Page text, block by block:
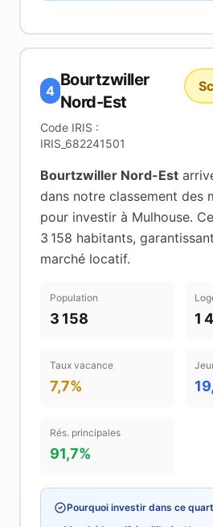
4
Bourtzwiller
Nord-Est
Code IRIS :
IRIS_682241501
Bourtzwiller Nord-Est
dans notre classement des
pour investir à Mulhouse.
3 158 habitants,
marché locatif.
Population
3 158 1
Taux vacance
7,7%
Rés. principales
91,7%
Pourquoi investir dans ce